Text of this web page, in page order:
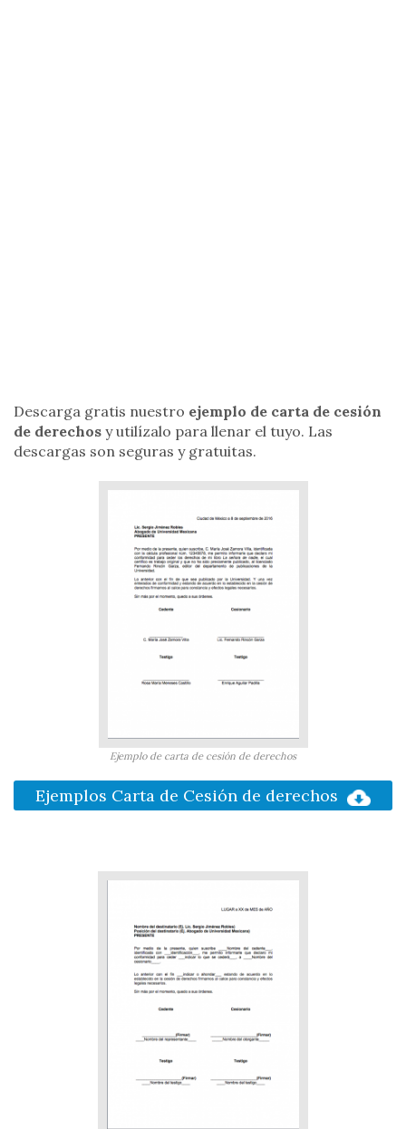
Descarga gratis nuestro ejemplo de carta de cesión
de derechos y utilízalo para llenar el tuyo. Las
descargas son seguras y gratuitas.
Ejemplo de carta de cesión de derechos
Ejemplos Carta de Cesión de derechos